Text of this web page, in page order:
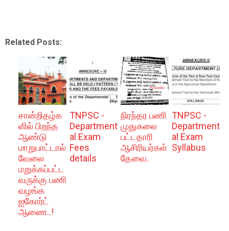
Related Posts:
சான்றிதழ்க
ளில் பிறந்த
ஆண்டு
மாறுபாட்டால்
வேலை
மறுக்கப்பட்ட
வருக்கு பணி
வழங்க
ஐகோர்ட்
ஆணை..!
TNPSC -
Department
al Exam
Fees
details
நிரந்தர பணி
முதுகலை
பட்டதாரி
ஆசிரியர்கள்
தேவை.
TNPSC -
Department
al Exam
Syllabus